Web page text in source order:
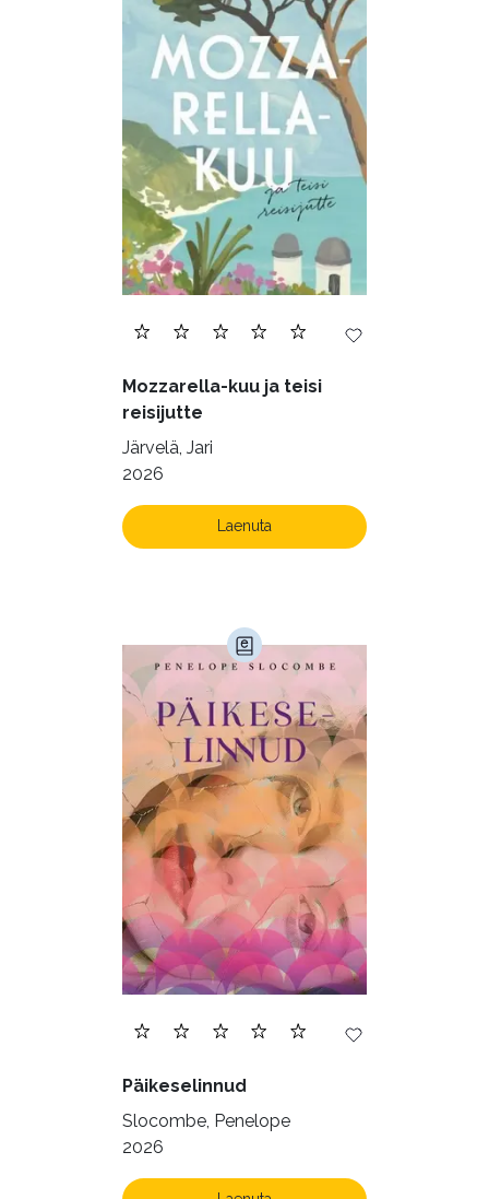
Mozzarella-kuu ja teisi
reisijutte
Järvelä, Jari
2026
Laenuta
Päikeselinnud
Slocombe, Penelope
2026